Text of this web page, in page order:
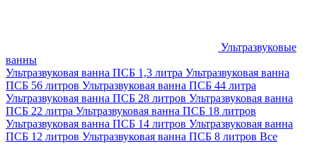
Ультразвуковые
ванны
Ультразвуковая ванна ПСБ 1,3 литра Ультразвуковая ванна
ПСБ 56 литров Ультразвуковая ванна ПСБ 44 литра
Ультразвуковая ванна ПСБ 28 литров Ультразвуковая ванна
ПСБ 22 литра Ультразвуковая ванна ПСБ 18 литров
Ультразвуковая ванна ПСБ 14 литров Ультразвуковая ванна
ПСБ 12 литров Ультразвуковая ванна ПСБ 8 литров Все